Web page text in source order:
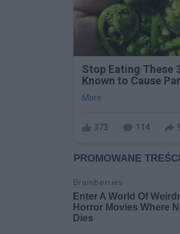
Stop Eating These
Known to Cause
More
373 114